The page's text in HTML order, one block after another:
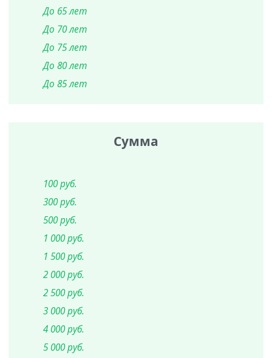
До 65 лет
До 70 лет
До 75 лет
До 80 лет
До 85 лет
Сумма
100 руб.
300 руб.
500 руб.
1 000 руб.
1 500 руб.
2 000 руб.
2 500 руб.
3 000 руб.
4 000 руб.
5 000 руб.